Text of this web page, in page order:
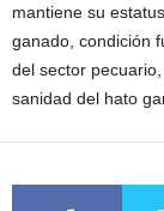
mantiene su
ganado, condición
del sector
sanidad del hato